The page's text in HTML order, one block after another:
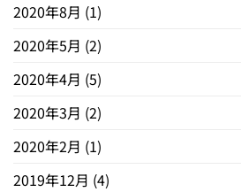
2020年8月 (1)
2020年5月 (2)
2020年4月 (5)
2020年3月 (2)
2020年2月 (1)
2019年12月 (4)